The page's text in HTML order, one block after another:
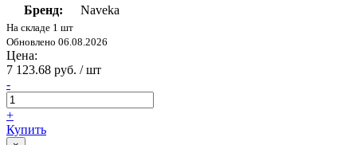
Бренд:
Naveka
На складе 1 шт
Обновлено 06.08.2026
Цена:
7 123.68 руб. / шт
-
+
Купить